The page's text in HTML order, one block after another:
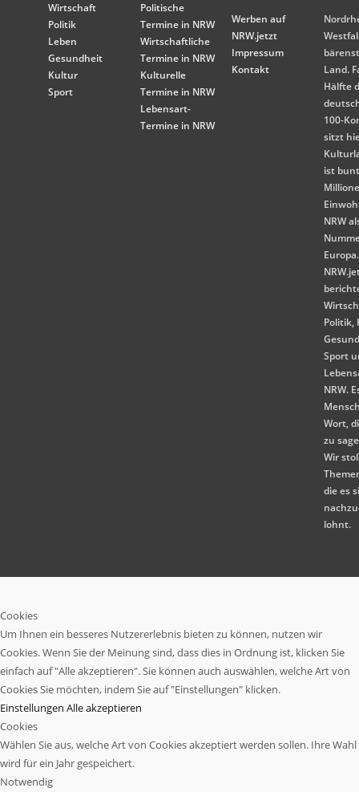
Wirtschaft
Politik
Leben
Gesundheit
Kultur
Sport
Politische
Termine in NRW
Wirtschaftliche
Termine in NRW
Kulturelle
Termine in NRW
Lebensart-
Termine in NRW
Werben auf
NRW.jetzt
Impressum
Kontakt
Land.
Hälfte
100-
sitzt
ist
NRW
Europa.
Politik,
Sport
NRW.
Wort,
zu
Wir
die es
lohnt.
Cookies
Um Ihnen ein besseres Nutzererlebnis bieten zu können, nutzen wir
Cookies. Wenn Sie der Meinung sind, dass dies in Ordnung ist, klicken Sie
einfach auf "Alle akzeptieren". Sie können auch auswählen, welche Art von
Cookies Sie möchten, indem Sie auf "Einstellungen" klicken.
Einstellungen Alle akzeptieren
Cookies
Wählen Sie aus, welche Art von Cookies akzeptiert werden sollen. Ihre Wahl
wird für ein Jahr gespeichert.
Notwendig